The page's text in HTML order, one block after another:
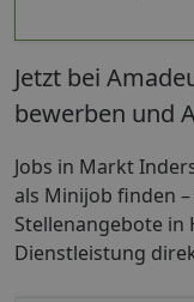
Jetzt bei
bewerben und
Jobs in Markt
als Minijob finden
Stellenangebote in
Dienstleistung